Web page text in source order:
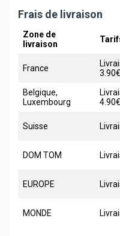
Frais de livraison
Zone de
livraison
France
3.90€
Belgique,
Luxembourg
4.90€
Suisse
DOM TOM
EUROPE
MONDE